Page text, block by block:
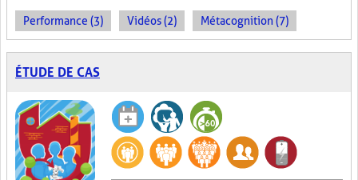
Performance (3) Vidéos (2) Métacognition (7)
ÉTUDE DE CAS